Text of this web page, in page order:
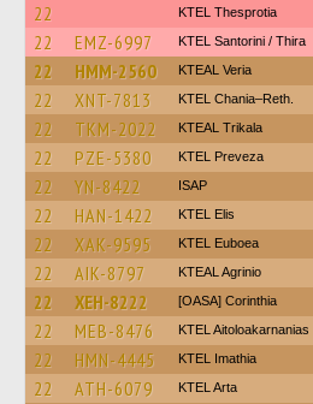
22 KTEL Thesprotia
22 EMZ-6997 KTEL Santorini / Thira
22 HMM-2560 KTEAL Veria
22 XNT-7813 KTEL Chania–Reth.
22 TKM-2022 KTEAL Trikala
22 PZE-5380 KTEL Preveza
22 YN-8422 ISAP
22 HAN-1422 KTEL Elis
22 XAK-9595 ΚΤΕL Euboea
22 AIK-8797 KTEAL Agrinio
22 XEH-8222 [OASA] Corinthia
22 MEB-8476 KTEL Aitoloakarnanias
22 HMN-4445 KTEL Imathia
22 ATH-6079 KTEL Arta